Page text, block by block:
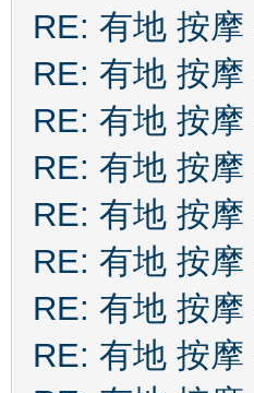
RE: 有地 按摩
RE: 有地 按摩
RE: 有地 按摩
RE: 有地 按摩
RE: 有地 按摩
RE: 有地 按摩
RE: 有地 按摩
RE: 有地 按摩